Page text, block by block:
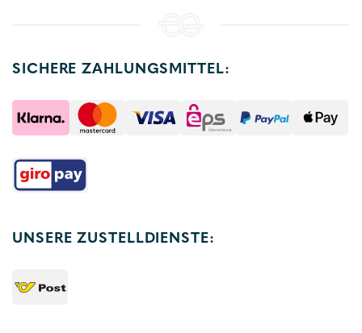
SICHERE ZAHLUNGSMITTEL:
UNSERE ZUSTELLDIENSTE: